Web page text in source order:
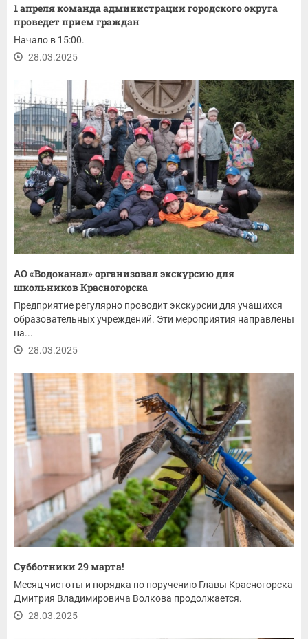
1 апреля команда администрации городского округа
проведет прием граждан
Начало в 15:00.
28.03.2025
АО «Водоканал» организовал экскурсию для
школьников Красногорска
Предприятие регулярно проводит экскурсии для учащихся
образовательных учреждений. Эти мероприятия направлены
на...
28.03.2025
Субботники 29 марта!
Месяц чистоты и порядка по поручению Главы Красногорска
Дмитрия Владимировича Волкова продолжается.
28.03.2025